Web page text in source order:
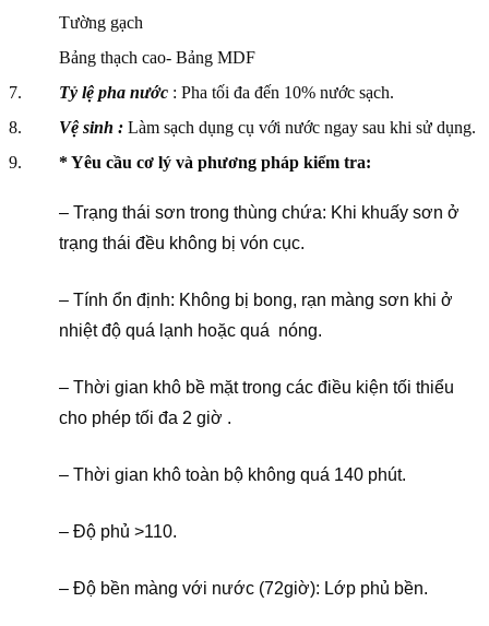
Tường gạch
Bảng thạch cao- Bảng MDF
Tỷ lệ pha nước : Pha tối đa đến 10% nước sạch.
Vệ sinh : Làm sạch dụng cụ với nước ngay sau khi sử dụng.
* Yêu cầu cơ lý và phương pháp kiểm tra:
– Trạng thái sơn trong thùng chứa: Khi khuấy sơn ở
trạng thái đều không bị vón cục.
– Tính ổn định: Không bị bong, rạn màng sơn khi ở
nhiệt độ quá lạnh hoặc quá nóng.
– Thời gian khô bề mặt trong các điều kiện tối thiểu
cho phép tối đa 2 giờ .
– Thời gian khô toàn bộ không quá 140 phút.
– Độ phủ >110.
– Độ bền màng với nước (72giờ): Lớp phủ bền.